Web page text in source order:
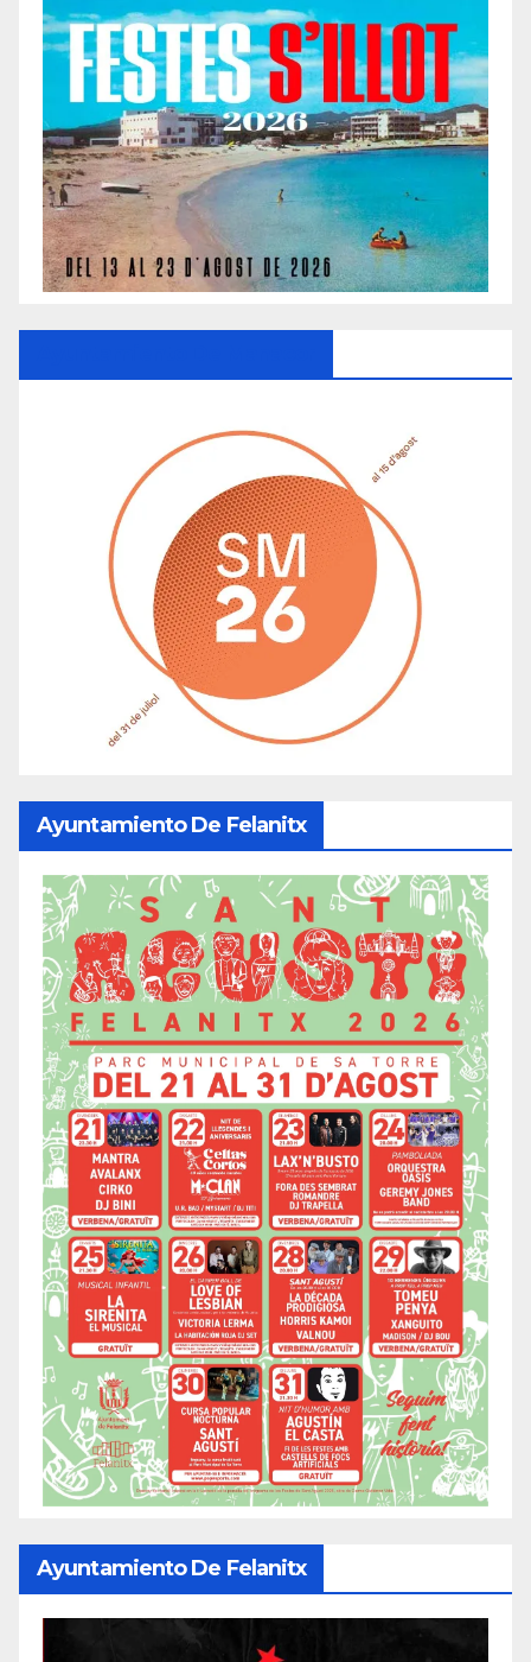
Ayuntamiento De Felanitx
Ayuntamiento De Felanitx